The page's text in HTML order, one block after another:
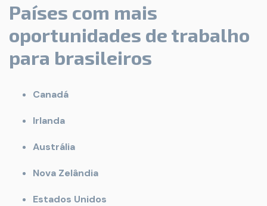
Países com mais
oportunidades de trabalho
para brasileiros
Canadá
Irlanda
Austrália
Nova Zelândia
Estados Unidos